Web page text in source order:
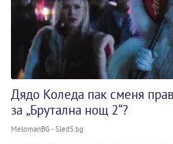
Дядо Коледа пак сменя
за „Брутална нощ 2“?
MelomanBG - Sled5.bg